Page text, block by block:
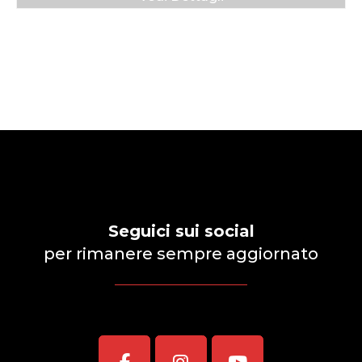
Seguici sui social
per rimanere sempre aggiornato